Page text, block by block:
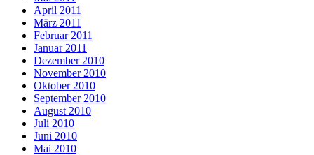
April 2011
März 2011
Februar 2011
Januar 2011
Dezember 2010
November 2010
Oktober 2010
September 2010
August 2010
Juli 2010
Juni 2010
Mai 2010